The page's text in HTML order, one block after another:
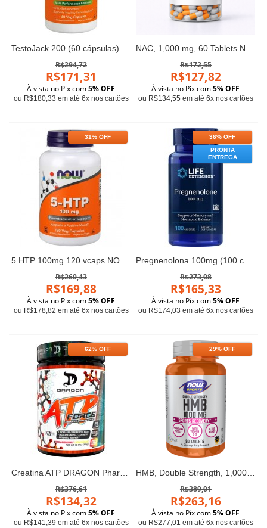
TestoJack 200 (60 cápsulas) - Now Foods
R$294,72
R$171,31
À vista no Pix com5% OFF
ou R$180,33 em até 6x nos cartões
NAC, 1,000 mg, 60 Tablets Now
R$172,55
R$127,82
À vista no Pix com5% OFF
ou R$134,55 em até 6x nos cartões
31% OFF
5 HTP 100mg 120 vcaps NOW Foods
R$260,43
R$169,88
À vista no Pix com5% OFF
ou R$178,82 em até 6x nos cartões
36% OFF
PRONTA
ENTREGA
Pregnenolona 100mg (100 caps) - Life Extension
R$273,08
R$165,33
À vista no Pix com5% OFF
ou R$174,03 em até 6x nos cartões
62% OFF
Creatina ATP DRAGON Pharma
R$376,61
R$134,32
À vista no Pix com5% OFF
ou R$141,39 em até 6x nos cartões
29% OFF
HMB, Double Strength, 1,000 mg, 90 Tablets Now foods
R$389,01
R$263,16
À vista no Pix com5% OFF
ou R$277,01 em até 6x nos cartões